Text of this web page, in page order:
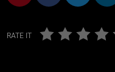
RATE IT